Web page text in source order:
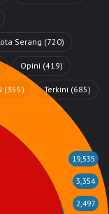
Serang (720)
Opini (419)
(355) Terkini (685)
19,535
3,354
2,497